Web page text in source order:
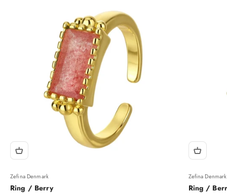
Zefina Denmark
Ring / Berry
Zefina Denmark
Ring /